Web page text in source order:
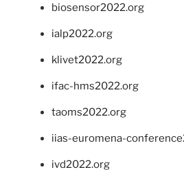
biosensor2022.org
ialp2022.org
klivet2022.org
ifac-hms2022.org
taoms2022.org
iias-euromena-
ivd2022.org